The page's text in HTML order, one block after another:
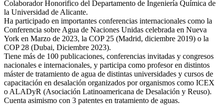
Colaborador Honorifico del Departamento de Ingeniería Química de
la Universidad de Alicante.
Ha participado en importantes conferencias internacionales como la
Conferencia sobre Agua de Naciones Unidas celebrada en Nueva
York en Marzo de 2023, la COP 25 (Madrid, diciembre 2019) o la
COP 28 (Dubai, Diciembre 2023).
Tiene más de 100 publicaciones, conferencias invitadas y congresos
nacionales e internacionales, y participa como profesor en distintos
máster de tratamiento de agua de distintas universidades y cursos de
capacitación en desalación organizados por organismos como ICEX
o ALADyR (Asociación Latinoamericana de Desalación y Reuso).
Cuenta asimismo con 3 patentes en tratamiento de aguas.